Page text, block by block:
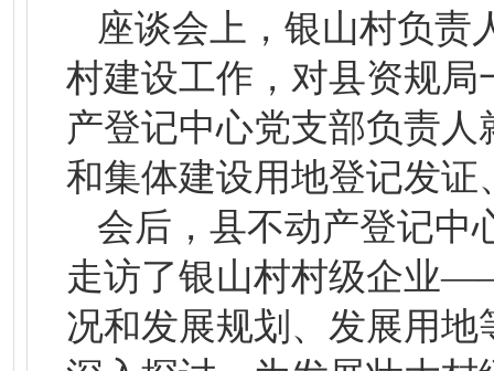
座谈会上，银山村负责
村建设工作，对县资规
产登记中心党支部负责
和集体建设用地登记发
会后，县不动产登记中
走访了银山村村级企业
况和发展规划、发展用